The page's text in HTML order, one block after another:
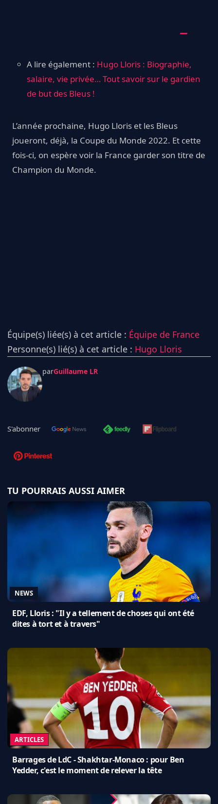
A lire également : Hugo Lloris : Biographie,
salaire, vie privée… Tout savoir sur le gardien
de but des Bleus !
L’année prochaine, Hugo Lloris et les Bleus
joueront, déjà, la Coupe du Monde 2022. Et cette
fois-ci, on espère voir la France garder son titre de
Champion du Monde.
Équipe(s) liée(s) à cet article : Équipe de France
Personne(s) lié(s) à cet article : Hugo Lloris
parGuillaume LR
S'abonner
TU POURRAIS AUSSI AIMER
NEWS
EDF, Lloris : "Il y a tellement de choses qui ont été
dites à tort et à travers"
ARTICLES
Barrages de LdC - Shakhtar-Monaco : pour Ben
Yedder, c'est le moment de relever la tête